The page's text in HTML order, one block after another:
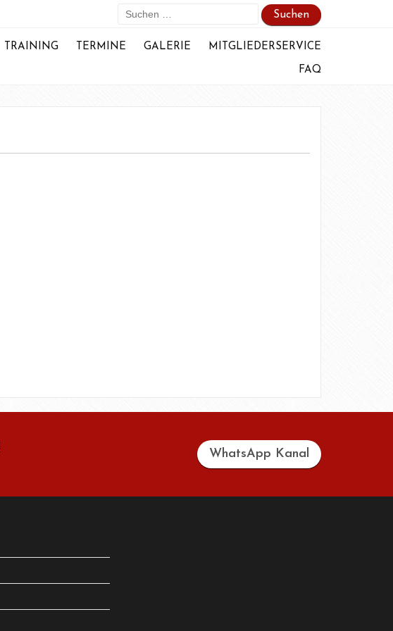
Suchen
nach:
TRAINING TERMINE GALERIE MITGLIEDERSERVICE
FAQ
WhatsApp Kanal